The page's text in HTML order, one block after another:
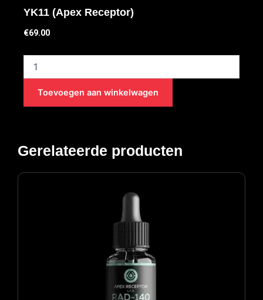
YK11 (Apex Receptor)
€69.00
(Apex
aantalToevoegen aan winkelwagen
Gerelateerde producten